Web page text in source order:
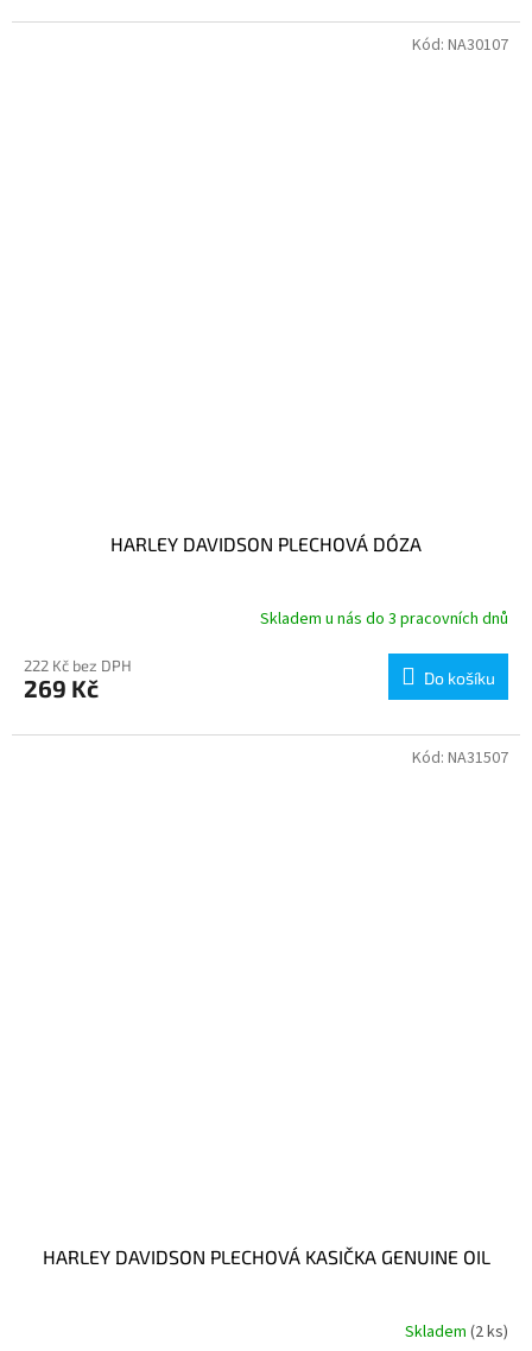
HARLEY DAVIDSON PLECHOVÁ DÓZA
Skladem u nás do 3 pracovních dnů
222 Kč bez DPH
269 Kč Do košíku
Kód: NA30107
HARLEY DAVIDSON PLECHOVÁ KASIČKA GENUINE OIL
Skladem (2 ks)
Kód: NA31507